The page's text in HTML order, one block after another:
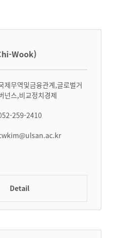
Wook)
제무역및금융관계,글로벌거
넌스,비교정치경제
259-2410
Detail